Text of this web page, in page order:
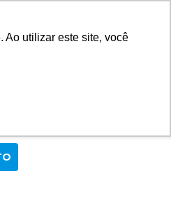
Ao utilizar este site, você